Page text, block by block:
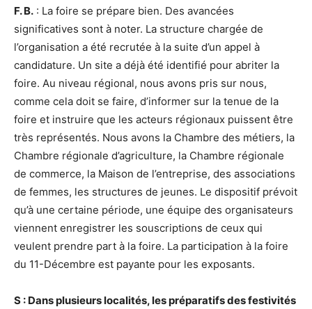
F. B. : La foire se prépare bien. Des avancées
significatives sont à noter. La structure chargée de
l’organisation a été recrutée à la suite d’un appel à
candidature. Un site a déjà été identifié pour abriter la
foire. Au niveau régional, nous avons pris sur nous,
comme cela doit se faire, d’informer sur la tenue de la
foire et instruire que les acteurs régionaux puissent être
très représentés. Nous avons la Chambre des métiers, la
Chambre régionale d’agriculture, la Chambre régionale
de commerce, la Maison de l’entreprise, des associations
de femmes, les structures de jeunes. Le dispositif prévoit
qu’à une certaine période, une équipe des organisateurs
viennent enregistrer les souscriptions de ceux qui
veulent prendre part à la foire. La participation à la foire
du 11-Décembre est payante pour les exposants.
S : Dans plusieurs localités, les préparatifs des festivités